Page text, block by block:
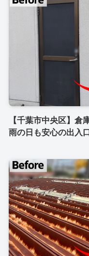
【千葉市中央区】倉
雨の日も安心の出入